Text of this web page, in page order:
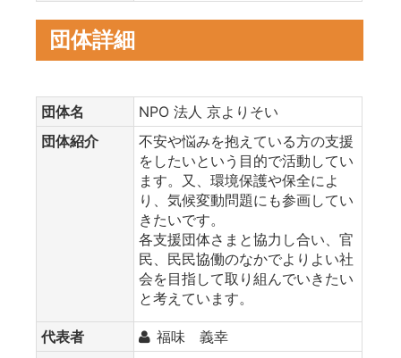
団体詳細
団体名
NPO 法人 京よりそい
団体紹介
不安や悩みを抱えている方の支援
をしたいという目的で活動してい
ます。又、環境保護や保全によ
り、気候変動問題にも参画してい
きたいです。
各支援団体さまと協力し合い、官
民、民民協働のなかでよりよい社
会を目指して取り組んでいきたい
と考えています。
代表者
福味 義幸